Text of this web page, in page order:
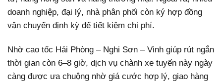
doanh nghiệp, đại lý, nhà phân phối còn ký hợp đồng
vận chuyển định kỳ để tiết kiệm chi phí.
Nhờ cao tốc Hải Phòng – Nghi Sơn – Vinh giúp rút ngắn
thời gian còn 6–8 giờ, dịch vụ chành xe tuyến này ngày
càng được ưa chuộng nhờ giá cước hợp lý, giao hàng